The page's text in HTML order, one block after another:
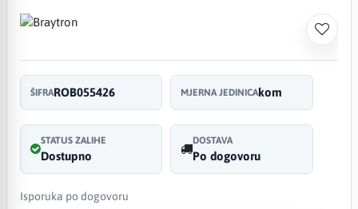
ŠIFRAROB055426 MJERNA JEDINICAkom
STATUS ZALIHE
Dostupno
DOSTAVA
Po dogovoru
Isporuka po dogovoru